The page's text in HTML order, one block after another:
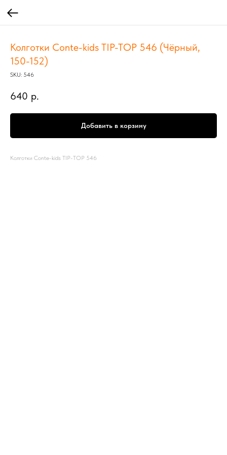
Колготки Conte-kids TIP-TOP 546 (Чёрный,
150-152)
SKU: 546
640 р.
Добавить в корзину
Колготки Conte-kids TIP-TOP 546